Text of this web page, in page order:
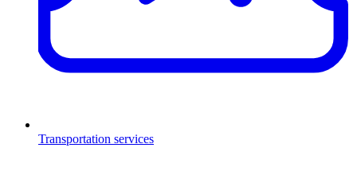
Transportation services